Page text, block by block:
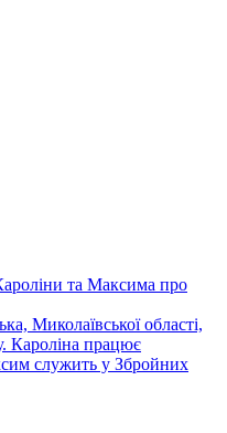
та Максима про
Миколаївської області,
Кароліна працює
служить у Збройних